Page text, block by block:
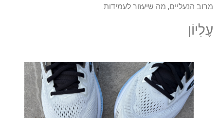
מרוב הנעליים, מה שיעזור לעמידות.
עֶלִיוֹן